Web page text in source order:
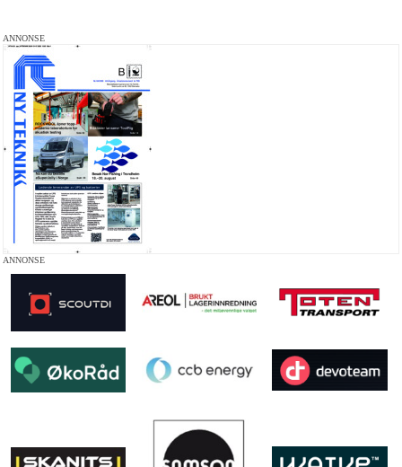
ANNONSE
ANNONSE